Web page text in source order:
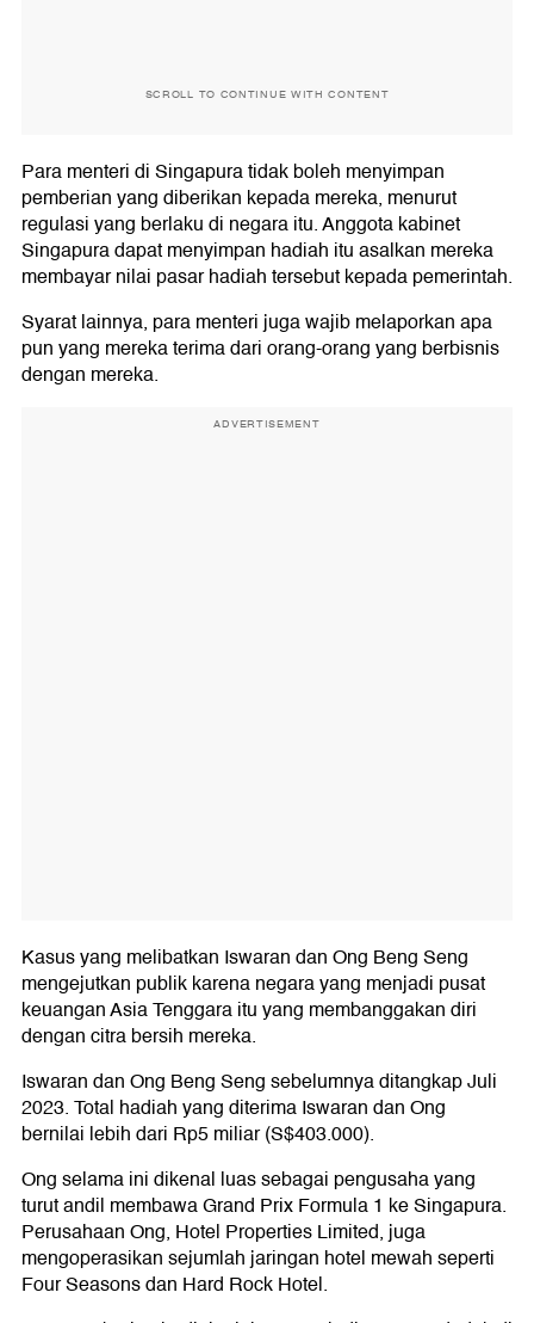
SCROLL TO CONTINUE WITH CONTENT
Para menteri di Singapura tidak boleh menyimpan
pemberian yang diberikan kepada mereka, menurut
regulasi yang berlaku di negara itu. Anggota kabinet
Singapura dapat menyimpan hadiah itu asalkan mereka
membayar nilai pasar hadiah tersebut kepada pemerintah.
Syarat lainnya, para menteri juga wajib melaporkan apa
pun yang mereka terima dari orang-orang yang berbisnis
dengan mereka.
ADVERTISEMENT
Kasus yang melibatkan Iswaran dan Ong Beng Seng
mengejutkan publik karena negara yang menjadi pusat
keuangan Asia Tenggara itu yang membanggakan diri
dengan citra bersih mereka.
Iswaran dan Ong Beng Seng sebelumnya ditangkap Juli
2023. Total hadiah yang diterima Iswaran dan Ong
bernilai lebih dari Rp5 miliar (S$403.000).
Ong selama ini dikenal luas sebagai pengusaha yang
turut andil membawa Grand Prix Formula 1 ke Singapura.
Perusahaan Ong, Hotel Properties Limited, juga
mengoperasikan sejumlah jaringan hotel mewah seperti
Four Seasons dan Hard Rock Hotel.